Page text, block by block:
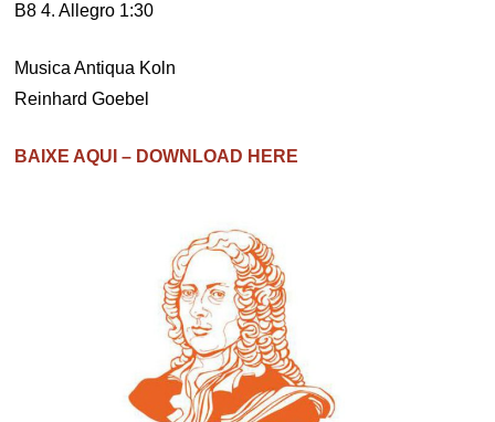
B8 4. Allegro 1:30
Musica Antiqua Koln
Reinhard Goebel
BAIXE AQUI – DOWNLOAD HERE